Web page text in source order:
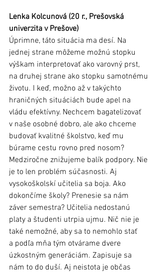
Lenka Kolcunová (20 r., Prešovská
univerzita v Prešove)
Úprimne, táto situácia ma desí. Na
jednej strane môžeme možnú stopku
výškam interpretovať ako varovný prst,
na druhej strane ako stopku samotnému
životu. I keď, možno až v takýchto
hraničných situáciách bude apel na
vládu efektívny. Nechcem bagatelizovať
v naše osobné dobro, ale ako chceme
budovať kvalitné školstvo, keď mu
búrame cestu rovno pred nosom?
Medziročne znižujeme balík podpory. Nie
je to len problém súčasnosti. Aj
vysokoškolskí učitelia sa boja. Ako
dokončíme školy? Prenesie sa nám
záver semestra? Učitelia nedostanú
platy a študenti utrpia ujmu. Nič nie je
také nemožné, aby sa to nemohlo stať
a podľa mňa tým otvárame dvere
úzkostným generáciám. Zapisuje sa
nám to do duší. Aj neistota je občas